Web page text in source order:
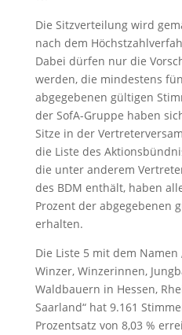
Die Sitzverteilung wird
nach dem
Dabei dürfen nur die
werden, die mindestens
abgegebenen gültigen
der SofA-Gruppe haben
Sitze in der
die Liste des
die unter anderem
des BDM enthält, haben
Prozent der abgegebenen
erhalten.
Die Liste 5 mit dem
Winzer, Winzerinnen,
Waldbauern in Hessen,
Saarland“ hat 9.161
Prozentsatz von 8,03 %